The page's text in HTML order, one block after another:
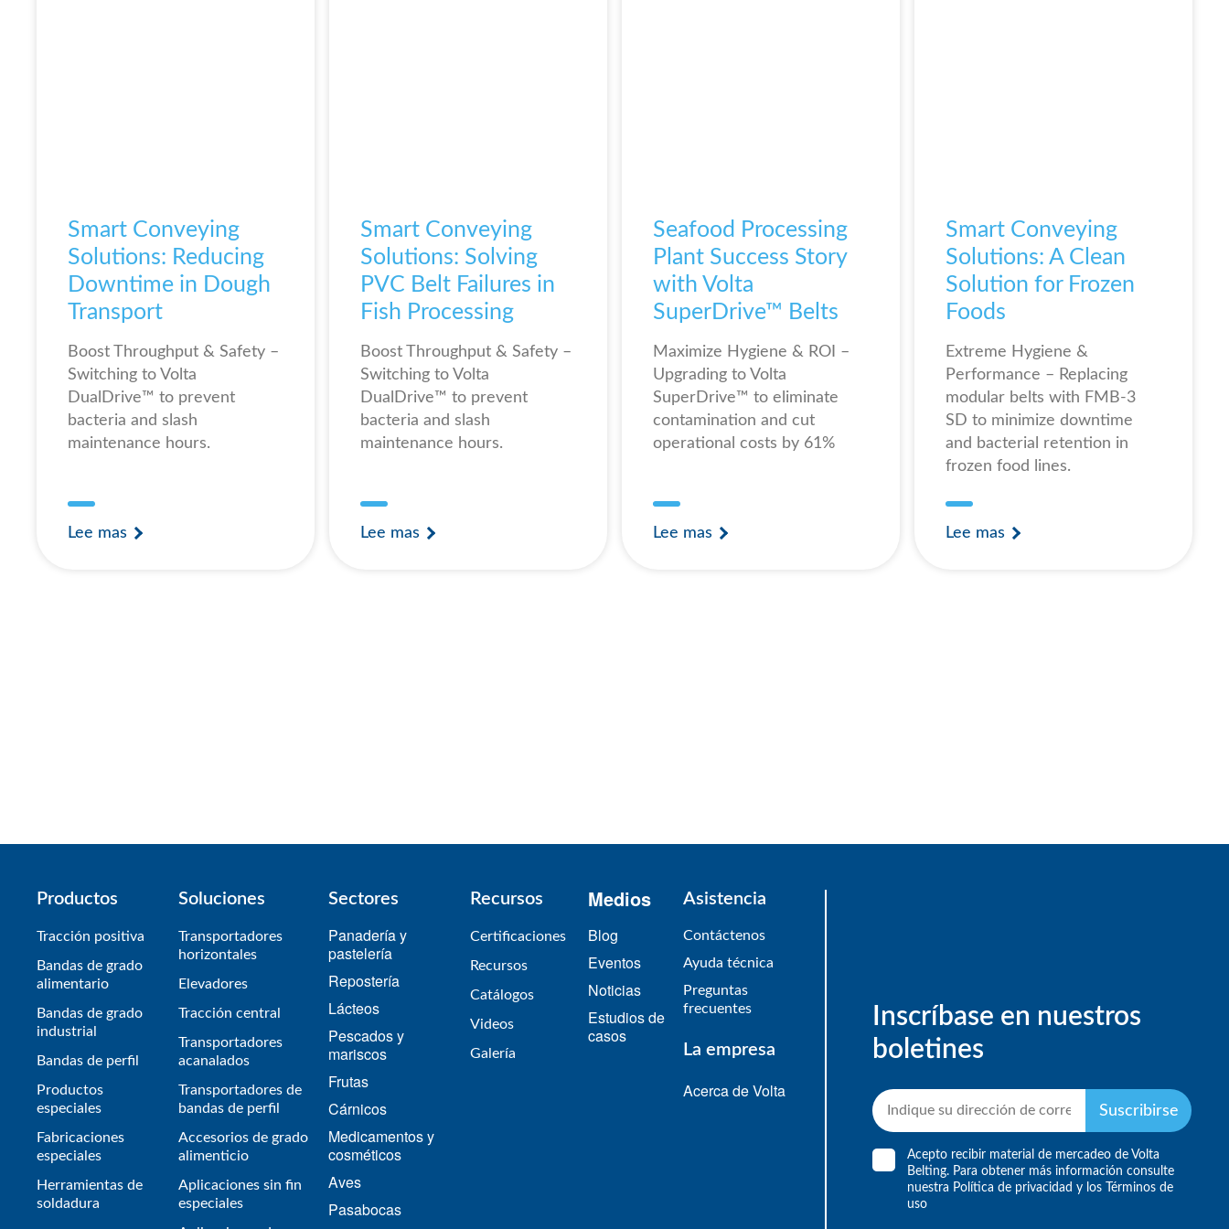
Smart Conveying
Solutions: Reducing
Downtime in Dough
Transport
Boost Throughput & Safety –
Switching to Volta
DualDrive™ to prevent
bacteria and slash
maintenance hours.
Lee mas
Smart Conveying
Solutions: Solving
PVC Belt Failures in
Fish Processing
Boost Throughput & Safety –
Switching to Volta
DualDrive™ to prevent
bacteria and slash
maintenance hours.
Lee mas
Seafood Processing
Plant Success Story
with Volta
SuperDrive™ Belts
Maximize Hygiene & ROI –
Upgrading to Volta
SuperDrive™ to eliminate
contamination and cut
operational costs by 61%
Lee mas
Smart Conveying
Solutions: A Clean
Solution for Frozen
Foods
Extreme Hygiene &
Performance – Replacing
modular belts with FMB-3
SD to minimize downtime
and bacterial retention in
frozen food lines.
Lee mas
Productos
Tracción positiva
Bandas de grado
alimentario
Bandas de grado
industrial
Bandas de perfil
Productos
especiales
Fabricaciones
especiales
Herramientas de
soldadura
Soluciones
Transportadores
horizontales
Elevadores
Tracción central
Transportadores
acanalados
Transportadores de
bandas de perfil
Accesorios de grado
alimenticio
Aplicaciones sin fin
especiales
Sectores
Panadería y
pastelería
Repostería
Lácteos
Pescados y
mariscos
Frutas
Cárnicos
Medicamentos y
cosméticos
Aves
Pasabocas
Recursos
Certificaciones
Recursos
​Catálogos​
Videos
​Galería
Medios
Blog
Eventos
Noticias
Estudios de
casos
Asistencia
Contáctenos
Ayuda técnica
Preguntas
frecuentes
La empresa
Acerca de Volta
Inscríbase en nuestros
boletines
Acepto recibir material de mercadeo de Volta
Belting. Para obtener más información consulte
nuestra Política de privacidad y los Términos de
uso
Suscribirse